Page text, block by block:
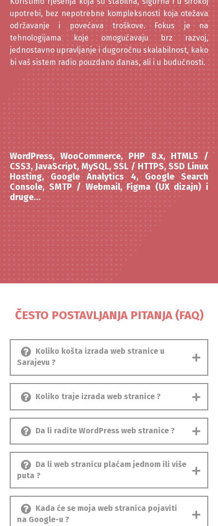
upotrebi, bez nepotrebne kompleksnosti koja otežava
održavanje i povećava troškove. Fokus je na
tehnologijama koje omogućavaju brz razvoj,
jednostavno upravljanje i dugoročnu skalabilnost, kako
bi vaš sistem radio pouzdano danas, ali i u budućnosti.
WordPress, WooCommerce, PHP 8.x, HTML5 /
CSS3, JavaScript, MySQL, SSL / HTTPS, SSD Linux
Hosting, Google Analytics 4, Google Search
Console, SMTP / Webmail, Figma (UX dizajn) i
druge…
ČESTO POSTAVLJANJA PITANJA (FAQ)
Koliko košta izrada web stranice u
Sarajevu ?
Koliko traje izrada web stranice ?
Da li radite WordPress web stranice ?
Da li web stranicu plaćam jednom ili više
puta ?
Kada će se moja web stranica pojaviti
na Google-u ?